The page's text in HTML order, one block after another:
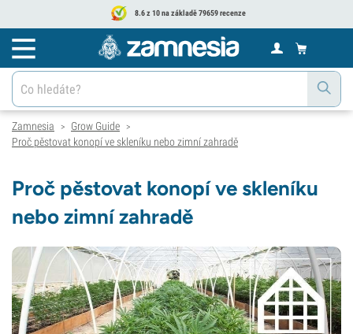
8.6 z 10 na základě 79659 recenze
Zamnesia > Grow Guide >
Proč pěstovat konopí ve skleníku nebo zimní zahradě
Proč pěstovat konopí ve skleníku
nebo zimní zahradě